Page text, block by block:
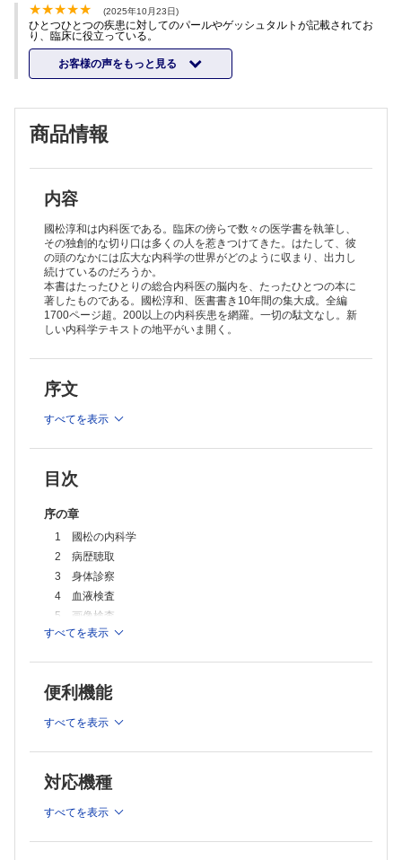
(2025年10月23日)
ひとつひとつの疾患に対してのパールやゲッシュタルトが記載されてお
り、臨床に役立っている。
お客様の声をもっと見る
商品情報
内容
國松淳和は内科医である。臨床の傍らで数々の医学書を執筆し、
その独創的な切り口は多くの人を惹きつけてきた。はたして、彼
の頭のなかには広大な内科学の世界がどのように収まり、出力し
続けているのだろうか。
本書はたったひとりの総合内科医の脳内を、たったひとつの本に
著したものである。國松淳和、医書書き10年間の集大成。全編
1700ページ超。200以上の内科疾患を網羅。一切の駄文なし。新
しい内科学テキストの地平がいま開く。
序文
すべてを表示
目次
序の章
1 國松の内科学
2 病歴聴取
3 身体診察
4 血液検査
5 画像検査
6 臨床推論
9 救急対応
10 入院診療
12 タイムマネジメント
13 勉強法
14 カルテの書き方
実の章
1．呼吸器
すべてを表示
便利機能
すべてを表示
対応機種
すべてを表示